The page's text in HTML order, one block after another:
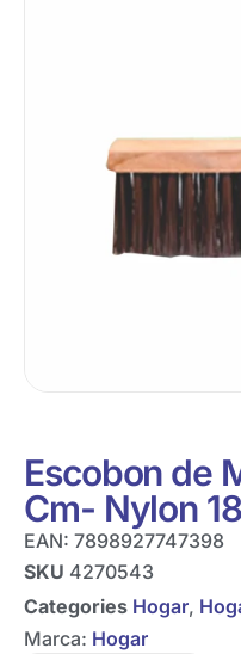
Escobon de
Cm- Nylon
EAN: 7898927747398
SKU 4270543
Categories Hogar,
Marca: Hogar